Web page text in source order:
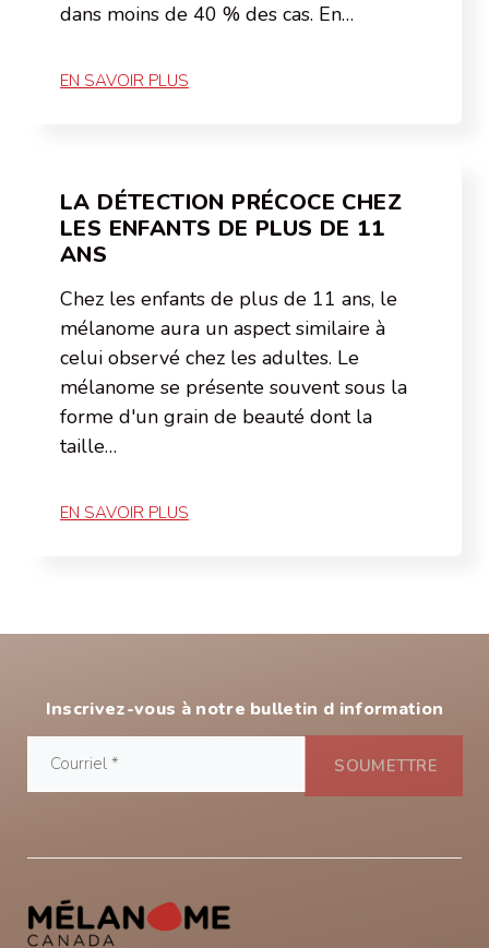
dans moins de 40 % des cas. En…
EN SAVOIR PLUS
LA DÉTECTION PRÉCOCE CHEZ
LES ENFANTS DE PLUS DE 11
ANS
Chez les enfants de plus de 11 ans, le
mélanome aura un aspect similaire à
celui observé chez les adultes. Le
mélanome se présente souvent sous la
forme d'un grain de beauté dont la
taille…
EN SAVOIR PLUS
Inscrivez-vous à notre bulletin d information